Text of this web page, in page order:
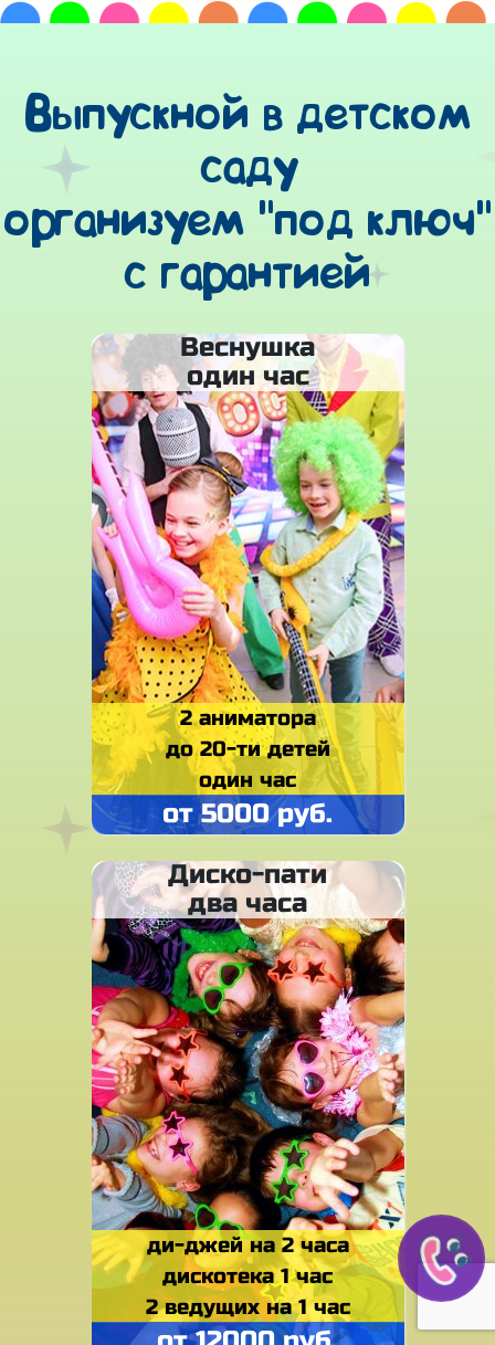
Выпускной в детском
саду
организуем "под ключ"
с гарантией
Веснушка
один час
2 аниматора
до 20-ти детей
один час
от 5000 руб.
Диско-пати
два часа
ди-джей на 2 часа
дискотека 1 час
2 ведущих на 1 час